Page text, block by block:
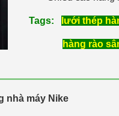
Tags: lưới thép
hàng rào
nhà máy Nike